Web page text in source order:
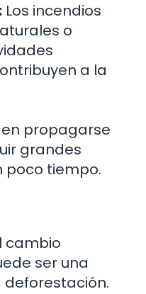
Los incendios
o
a la
propagarse
grandes
poco tiempo.
cambio
ser una